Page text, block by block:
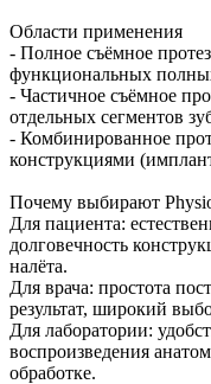
Области применения
- Полное съёмное
функциональных
- Частичное съёмное
отдельных сегментов
- Комбинированное
конструкциями
Почему выбирают
Для пациента:
долговечность
налёта.
Для врача: простота
результат, широкий
Для лаборатории:
воспроизведения
обработке.